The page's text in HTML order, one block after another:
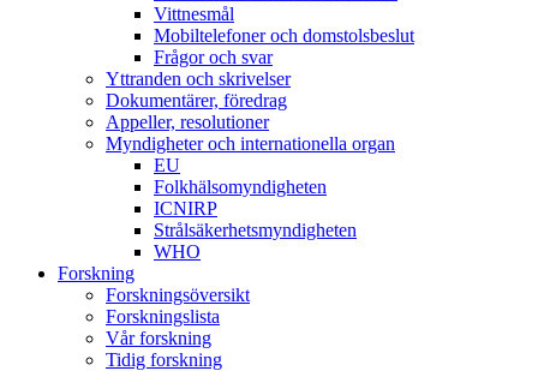
Vittnesmål
Mobiltelefoner och domstolsbeslut
Frågor och svar
Yttranden och skrivelser
Dokumentärer, föredrag
Appeller, resolutioner
Myndigheter och internationella organ
EU
Folkhälsomyndigheten
ICNIRP
Strålsäkerhetsmyndigheten
WHO
Forskning
Forskningsöversikt
Forskningslista
Vår forskning
Tidig forskning